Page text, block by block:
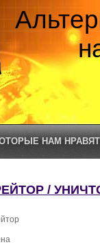
НАМ
/